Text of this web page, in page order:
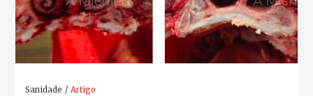
Sanidade Artigo